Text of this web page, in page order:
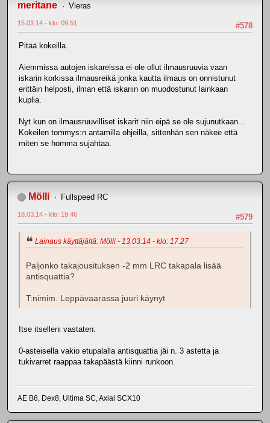
meritane Vieras
#578
15.03.14 - klo: 09.51
Pitää kokeilla.
Aiemmissa autojen iskareissa ei ole ollut ilmausruuvia vaan
iskarin korkissa ilmausreikä jonka kautta ilmaus on onnistunut
erittäin helposti, ilman että iskariin on muodostunut lainkaan
kuplia.
Nyt kun on ilmausruuvilliset iskarit niin eipä se ole sujunutkaan...
Kokeilen tommys:n antamilla ohjeilla, sittenhän sen näkee että
miten se homma sujahtaa.
Mölli Fullspeed RC
#579
18.03.14 - klo: 19.46
Lainaus käyttäjältä: Mölli - 13.03.14 - klo: 17.27
Paljonko takajousituksen -2 mm LRC takapala lisää
antisquattia?
T:nimim. Leppävaarassa juuri käynyt
Itse itselleni vastaten:
0-asteisella vakio etupalalla antisquattia jäi n. 3 astetta ja
tukivarret raappaa takapäästä kiinni runkoon.
AE B6, Dex8, Ultima SC, Axial SCX10